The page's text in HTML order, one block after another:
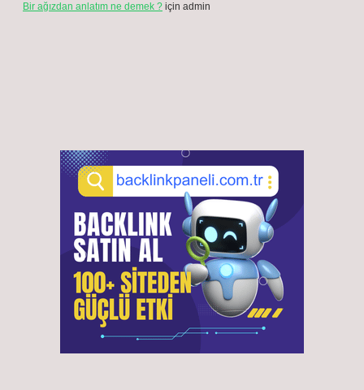
Bir ağızdan anlatım ne demek ? için admin